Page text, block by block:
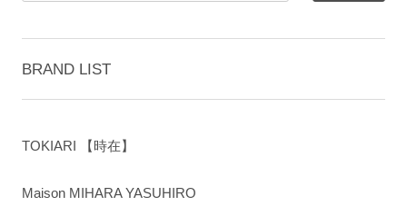
BRAND LIST
TOKIARI 【時在】
Maison MIHARA YASUHIRO